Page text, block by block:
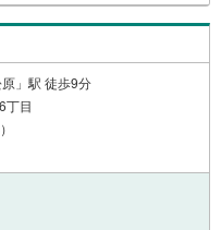
等の収入や利回りは、将来に
るものではありません。※賃
については現在の賃料等
のものについては、周辺の
定して表示しています。
」駅 徒歩9分
丁目